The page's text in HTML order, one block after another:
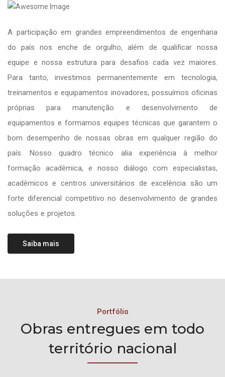
A participação em grandes empreendimentos de engenharia
do país nos enche de orgulho, além de qualificar nossa
equipe e nossa estrutura para desafios cada vez maiores.
Para tanto, investimos permanentemente em tecnologia,
treinamentos e equipamentos inovadores, possuímos oficinas
próprias para manutenção e desenvolvimento de
equipamentos e formamos equipes técnicas que garantem o
bom desempenho de nossas obras em qualquer região do
país. Nosso quadro técnico alia experiência à melhor
formação acadêmica, e nosso diálogo com especialistas,
acadêmicos e centros universitários de excelência são um
forte diferencial competitivo no desenvolvimento de grandes
soluções e projetos.
Saiba mais
Portfólio
Obras entregues em todo
território nacional